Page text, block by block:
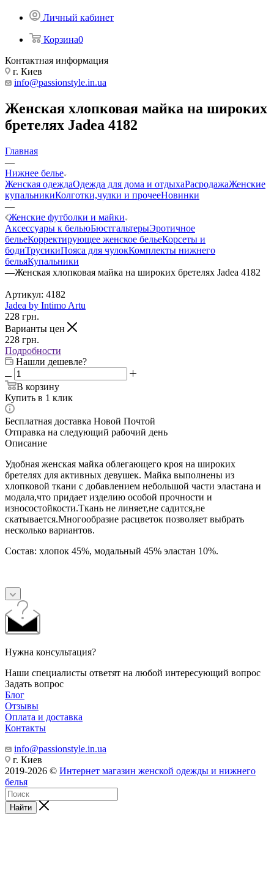
Личный кабинет
Корзина0
Контактная информация
г. Киев
info@passionstyle.in.ua
Женская хлопковая майка на широких
бретелях Jadea 4182
Главная
—
Нижнее белье
Женская одеждаОдежда для дома и отдыхаРасродажаЖенские
купальникиКолготки,чулки и прочееНовинки
—
Женские футболки и майки
Аксессуары к бельюБюстгальтерыЭротичное
бельеКорректирующее женское бельеКорсеты и
бодиТрусикиПояса для чулокКомплекты нижнего
бельяКупальники
—Женская хлопковая майка на широких бретелях Jadea 4182
Артикул: 4182
Jadea by Intimo Artu
228 грн.
Варианты цен
228 грн.
Подробности
Нашли дешевле?
В корзину
Купить в 1 клик
Бесплатная доставка Новой Почтой
Отправка на следующий рабочий день
Описание
Удобная женская майка облегающего кроя на широких
бретелях для активных девушек. Майка выполнены из
хлопковой ткани с добавлением небольшой части эластана и
модала,что придает изделию особой прочности и
износостойкости.Ткань не линяет,не садится,не
скатывается.Многообразие расцветок позволяет выбрать
несколько вариантов.
Состав: хлопок 45%, модальный 45% эластан 10%.
Нужна консультация?
Наши специалисты ответят на любой интересующий вопрос
Задать вопрос
Блог
Отзывы
Оплата и доставка
Контакты
info@passionstyle.in.ua
г. Киев
2019-2026 © Интернет магазин женской одежды и нижнего
белья
Найти